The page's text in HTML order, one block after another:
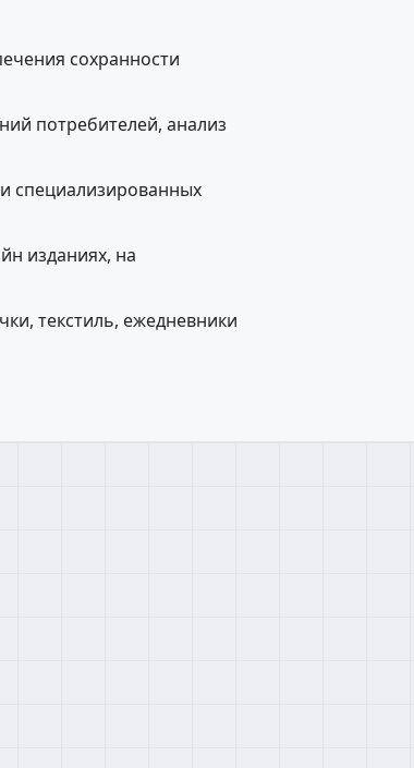
сохранности
потребителей, анализ
специализированных
изданиях, на
текстиль, ежедневники